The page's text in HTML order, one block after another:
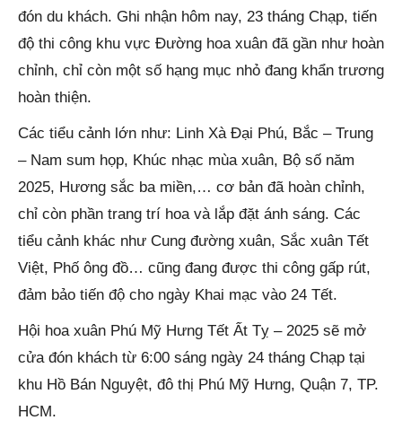
đón du khách. Ghi nhận hôm nay, 23 tháng Chạp, tiến
độ thi công khu vực Đường hoa xuân đã gần như hoàn
chỉnh, chỉ còn một số hạng mục nhỏ đang khẩn trương
hoàn thiện.
Các tiểu cảnh lớn như: Linh Xà Đại Phú, Bắc – Trung
– Nam sum họp, Khúc nhạc mùa xuân, Bộ số năm
2025, Hương sắc ba miền,… cơ bản đã hoàn chỉnh,
chỉ còn phần trang trí hoa và lắp đặt ánh sáng. Các
tiểu cảnh khác như Cung đường xuân, Sắc xuân Tết
Việt, Phố ông đồ… cũng đang được thi công gấp rút,
đảm bảo tiến độ cho ngày Khai mạc vào 24 Tết.
Hội hoa xuân Phú Mỹ Hưng Tết Ất Tỵ – 2025 sẽ mở
cửa đón khách từ 6:00 sáng ngày 24 tháng Chạp tại
khu Hồ Bán Nguyệt, đô thị Phú Mỹ Hưng, Quận 7, TP.
HCM.